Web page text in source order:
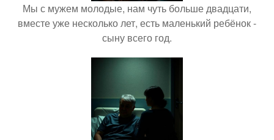
Мы с мужем молодые, нам чуть больше двадцати,
вместе уже несколько лет, есть маленький ребёнок -
сыну всего год.